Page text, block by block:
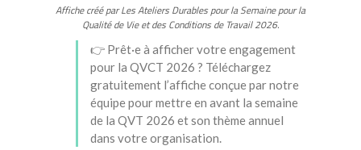
Affiche créé par Les Ateliers Durables pour la Semaine pour la
Qualité de Vie et des Conditions de Travail 2026.
👉 Prêt·e à afficher votre engagement
pour la QVCT 2026 ? Téléchargez
gratuitement l’affiche conçue par notre
équipe pour mettre en avant la semaine
de la QVT 2026 et son thème annuel
dans votre organisation.